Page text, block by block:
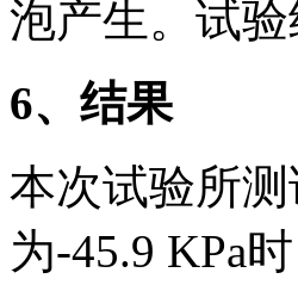
泡产生。试
6、结果
本次试验所
为-45.9 KPa